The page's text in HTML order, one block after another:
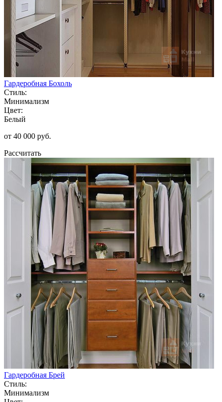
Гардеробная Бохоль
Стиль:
Минимализм
Цвет:
Белый
от 40 000 руб.
Рассчитать
Гардеробная Брей
Стиль:
Минимализм